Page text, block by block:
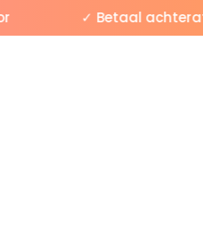
✓ Betaal achteraf